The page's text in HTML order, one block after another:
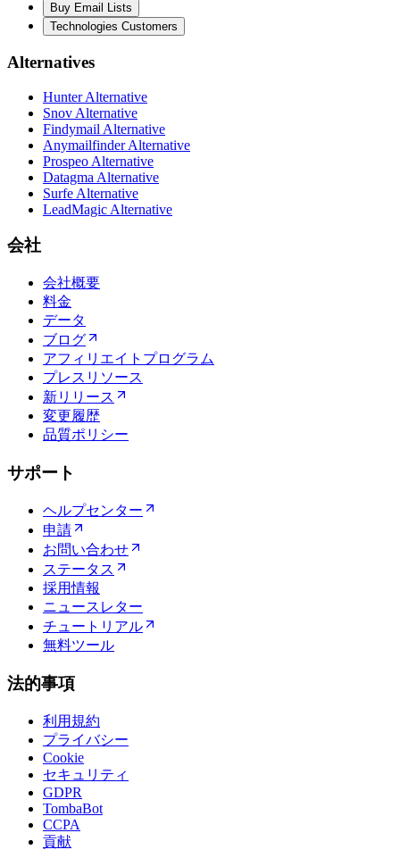
Buy Email Lists
Technologies Customers
Alternatives
Hunter Alternative
Snov Alternative
Findymail Alternative
Anymailfinder Alternative
Prospeo Alternative
Datagma Alternative
Surfe Alternative
LeadMagic Alternative
会社
会社概要
料金
データ
ブログ
アフィリエイトプログラム
プレスリソース
新リリース
変更履歴
品質ポリシー
サポート
ヘルプセンター
申請
お問い合わせ
ステータス
採用情報
ニュースレター
チュートリアル
無料ツール
法的事項
利用規約
プライバシー
Cookie
セキュリティ
GDPR
TombaBot
CCPA
貢献